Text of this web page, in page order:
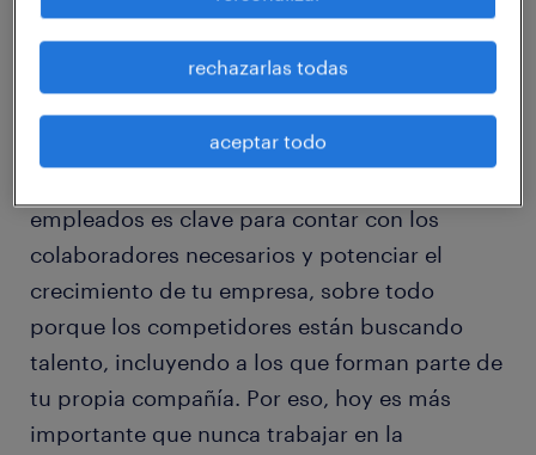
de negocio perdidas.
empleados es clave para contar con los
colaboradores necesarios y potenciar el
crecimiento de tu empresa, sobre todo
porque los competidores están buscando
talento, incluyendo a los que forman parte de
tu propia compañía. Por eso, hoy es más
importante que nunca trabajar en la
rechazarlas todas
aceptar todo